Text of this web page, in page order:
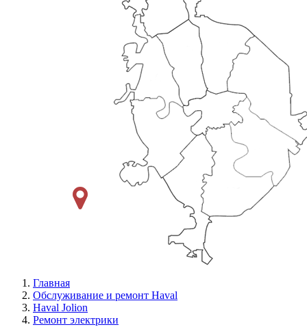
Главная
Обслуживание и ремонт Haval
Haval Jolion
Ремонт электрики